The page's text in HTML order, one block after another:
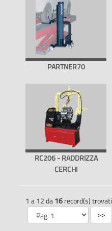
PARTNER70
RC206 - RADDRIZZA
CERCHI
1 a 12 da16record(s) trovati
>>